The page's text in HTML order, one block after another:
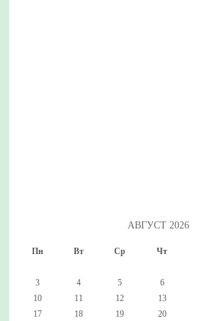
АВГУСТ 2026
Пн Вт Ср Чт
3
4 5 6
10
11 12 13
17
18 19 20